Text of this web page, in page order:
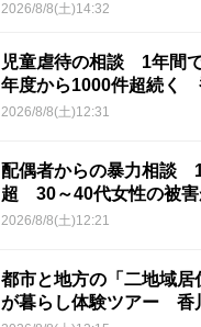
2026/8/8(土)14:32
児童虐待の相談 1年間
年度から1000件超続く
2026/8/8(土)12:31
配偶者からの暴力相談
超 30～40代女性の被
2026/8/8(土)12:21
都市と地方の「二地域
が暮らし体験ツアー 香